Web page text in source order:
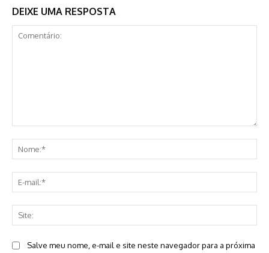
DEIXE UMA RESPOSTA
Salve meu nome, e-mail e site neste navegador para a próxima